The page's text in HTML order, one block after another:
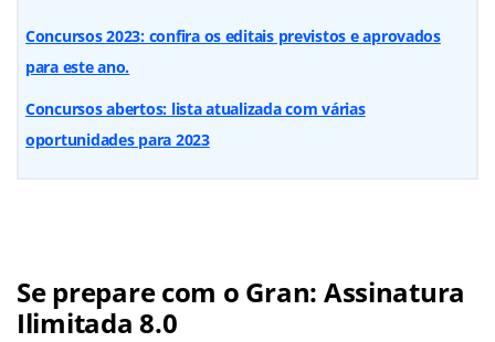
Concursos 2023: confira os editais previstos e aprovados
para este ano.
Concursos abertos: lista atualizada com várias
oportunidades para 2023
Se prepare com o Gran: Assinatura
Ilimitada 8.0